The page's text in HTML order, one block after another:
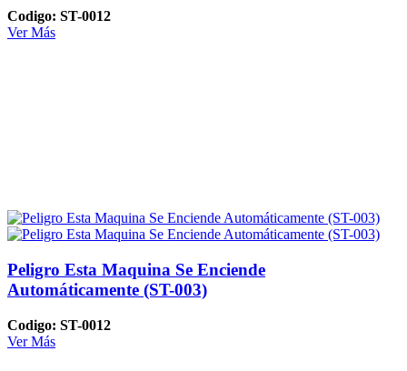
Codigo: ST-0012
Ver Más
Peligro Esta Maquina Se Enciende
Automáticamente (ST-003)
Codigo: ST-0012
Ver Más